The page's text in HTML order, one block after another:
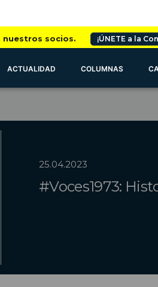
socios. ¡ÚNETE a la
ACTUALIDAD COLUMNAS
25.04.2023
#Voces1973: